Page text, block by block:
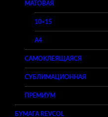
МАТОВАЯ
10×15
A4
САМОКЛЕЯЩАЯСЯ
СУБЛИМАЦИОННАЯ
ПРЕМИУМ
БУМАГА REVCOL